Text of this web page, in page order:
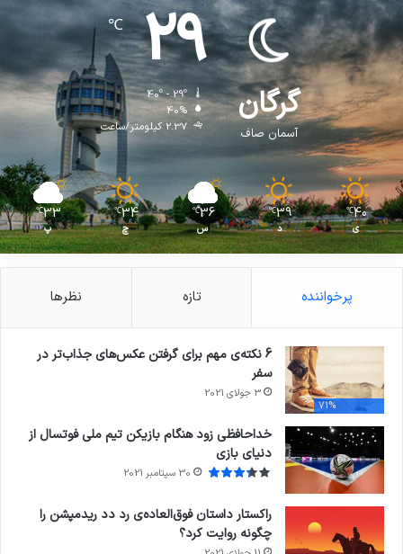
گرگان
آسمان صاف
29
℃
40º - 29º
40%
2.37 کیلومتر/ساعت
40
℃
ی
39
℃
د
36
℃
س
34
℃
چ
33
℃
پ
پرخواننده تازه نظرها
71%
6 نکته‌ی مهم برای گرفتن عکس‌های جذاب‌تر در
سفر
3 جولای 2021
خداحافظی زود هنگام بازیکن تیم ملی فوتسال از
دنیای بازی
30 سپتامبر 2021
راکستار داستان فوق‌العاده‌ی رد دد ریدمپشن را
چگونه روایت کرد؟